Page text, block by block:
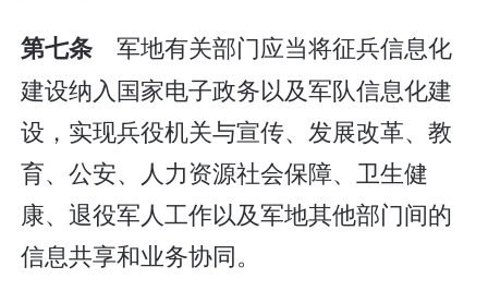
第七条 军地有关部门应当将征兵信息化
建设纳入国家电子政务以及军队信息化建
设，实现兵役机关与宣传、发展改革、教
育、公安、人力资源社会保障、卫生健
康、退役军人工作以及军地其他部门间的
信息共享和业务协同。